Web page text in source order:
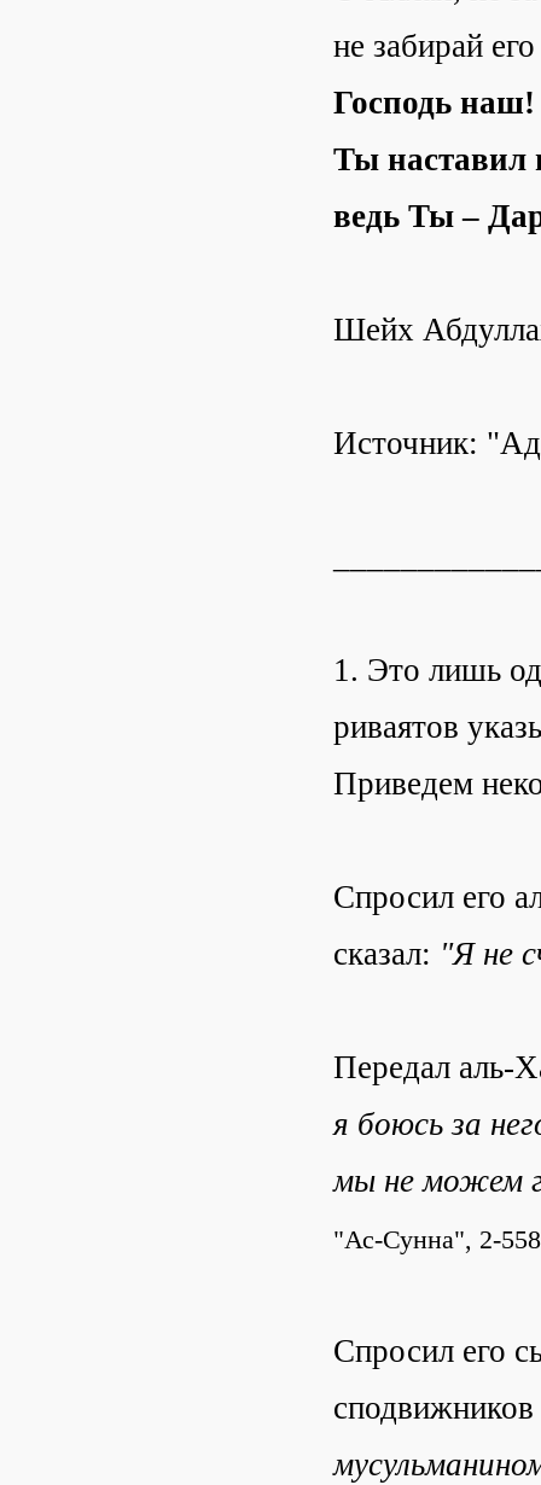
не забирай
Господь наш!
Ты наставил
ведь Ты –
Шейх
Источник:
1. Это лишь
риваятов
Приведем
Спросил его
сказал: "Я не
Передал аль-
я боюсь за
мы не можем
"Ас-Сунна", 2-558
Спросил его